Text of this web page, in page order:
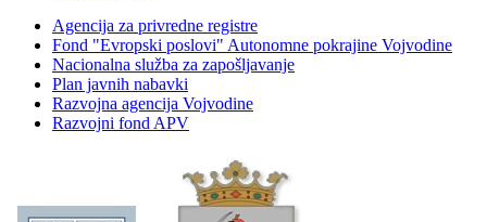
Agencija za privredne registre
Fond "Evropski poslovi" Autonomne pokrajine Vojvodine
Nacionalna služba za zapošljavanje
Plan javnih nabavki
Razvojna agencija Vojvodine
Razvojni fond APV